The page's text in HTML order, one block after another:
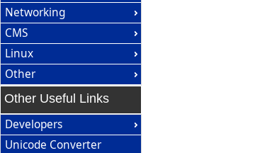
Networking
CMS
Linux
Other
Other Useful Links
Developers
Unicode Converter